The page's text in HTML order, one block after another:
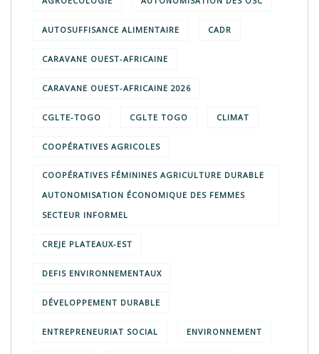
AUTOSUFFISANCE ALIMENTAIRE CADR
CARAVANE OUEST-AFRICAINE
CARAVANE OUEST-AFRICAINE 2026
CGLTE-TOGO CGLTE TOGO CLIMAT
COOPÉRATIVES AGRICOLES
COOPÉRATIVES FÉMININES AGRICULTURE DURABLE
AUTONOMISATION ÉCONOMIQUE DES FEMMES
SECTEUR INFORMEL
CREJE PLATEAUX-EST
DEFIS ENVIRONNEMENTAUX
DÉVELOPPEMENT DURABLE
ENTREPRENEURIAT SOCIAL ENVIRONNEMENT